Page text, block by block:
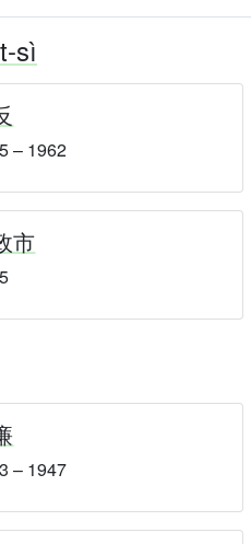
sì
– 1962
市
– 1947